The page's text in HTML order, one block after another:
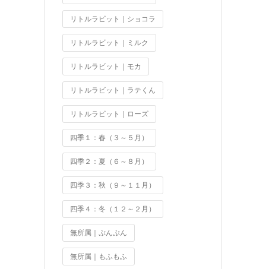
リトルラビット｜ショコラ
リトルラビット｜ミルク
リトルラビット｜モカ
リトルラビット｜ラテくん
リトルラビット｜ローズ
四季１：春（３～５月）
四季２：夏（６～８月）
四季３：秋（９～１１月）
四季４：冬（１２～２月）
無所属｜ぷんぷん
無所属｜もふもふ